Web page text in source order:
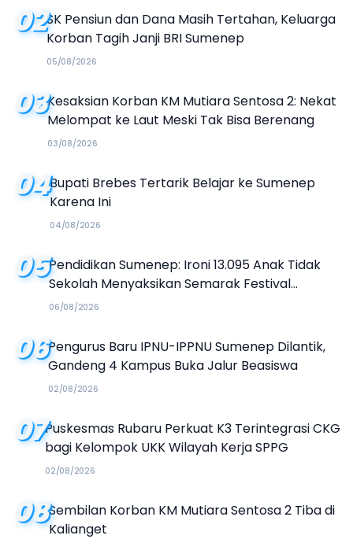
02SK Pensiun dan Dana Masih Tertahan, Keluarga
Korban Tagih Janji BRI Sumenep
05/08/2026
03Kesaksian Korban KM Mutiara Sentosa 2: Nekat
Melompat ke Laut Meski Tak Bisa Berenang
03/08/2026
04Bupati Brebes Tertarik Belajar ke Sumenep
Karena Ini
04/08/2026
05Pendidikan Sumenep: Ironi 13.095 Anak Tidak
Sekolah Menyaksikan Semarak Festival
Kalender Event 2026
06/08/2026
06Pengurus Baru IPNU-IPPNU Sumenep Dilantik,
Gandeng 4 Kampus Buka Jalur Beasiswa
02/08/2026
07Puskesmas Rubaru Perkuat K3 Terintegrasi CKG
bagi Kelompok UKK Wilayah Kerja SPPG
02/08/2026
08Sembilan Korban KM Mutiara Sentosa 2 Tiba di
Kalianget